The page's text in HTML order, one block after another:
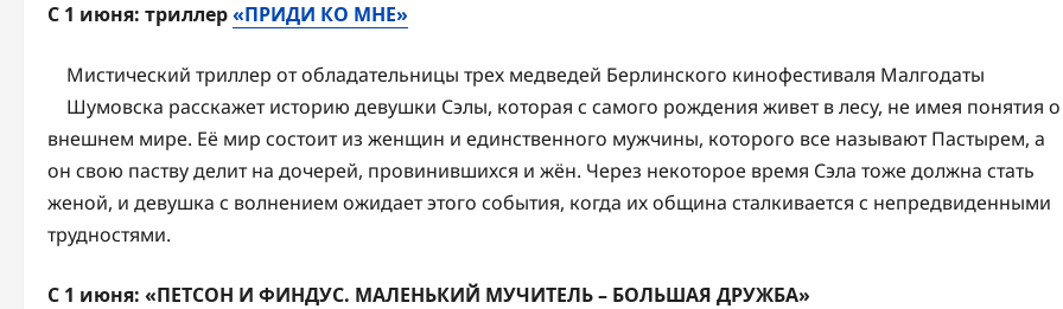
С 1 июня: триллер«ПРИДИ КО МНЕ»
Мистический триллер от обладательницы трех медведей Берлинского кинофестиваля Малгодаты
Шумовска расскажет историю девушки Сэлы, которая с самого рождения живет в лесу, не имея понятия о
внешнем мире. Её мир состоит из женщин и единственного мужчины, которого все называют Пастырем, а
он свою паству делит на дочерей, провинившихся и жён. Через некоторое время Сэла тоже должна стать
женой, и девушка с волнением ожидает этого события, когда их община сталкивается с непредвиденными
трудностями.
С 1 июня: «ПЕТСОН И ФИНДУС. МАЛЕНЬКИЙ МУЧИТЕЛЬ – БОЛЬШАЯ ДРУЖБА»